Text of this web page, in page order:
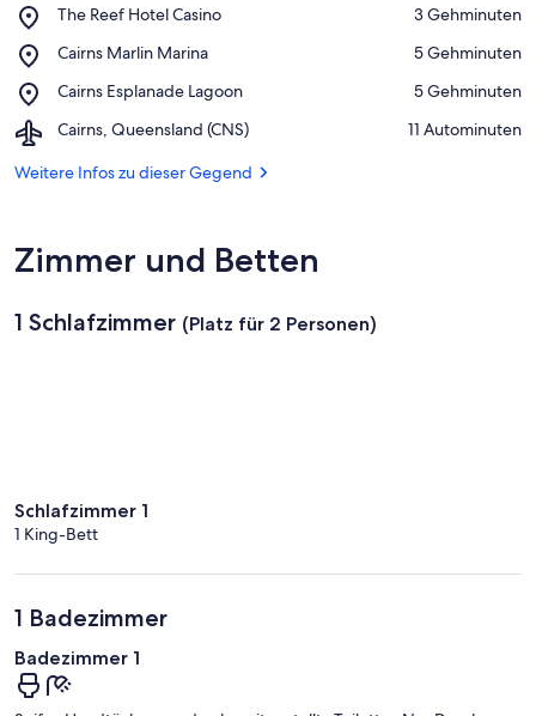
The Reef Hotel Casino
Place,
Reef
Casino
‪3 Gehminuten‬
Cairns Marlin Marina
Place,
Marlin
‪5 Gehminuten‬
Cairns Esplanade Lagoon
Place,
Esplanade
‪5 Gehminuten‬
Cairns, Queensland (CNS)
Airport,
Queensland
‪11 Autominuten‬
Weitere Infos zu dieser Gegend
Zimmer und Betten
1 Schlafzimmer (Platz für 2 Personen)
Schlafzimmer 1
1 King-Bett
1 Badezimmer
Badezimmer 1